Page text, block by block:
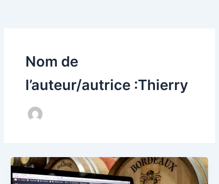
Nom de
l’auteur/autrice :Thierry